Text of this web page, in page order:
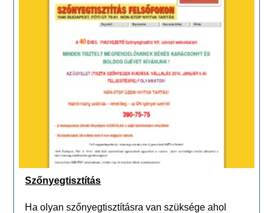
Szőnyegtisztítás
Ha olyan szőnyegtisztításra van szüksége ahol